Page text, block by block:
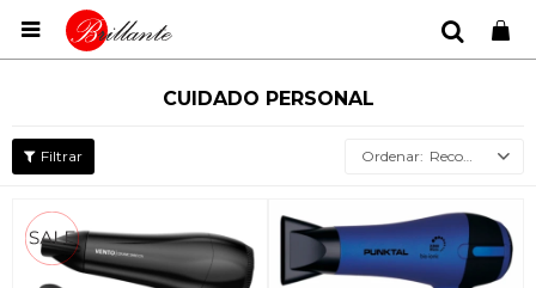

CUIDADO PERSONAL
Recomendados